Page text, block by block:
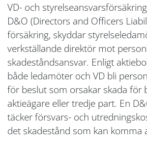
VD- och
D&O (Directors and Officers
försäkring, skyddar
verkställande direktör mot
skadeståndsansvar. Enligt
både ledamöter och VD bli
för beslut som orsakar skada för
aktieägare eller tredje part. En
täcker försvars- och
det skadestånd som kan komma